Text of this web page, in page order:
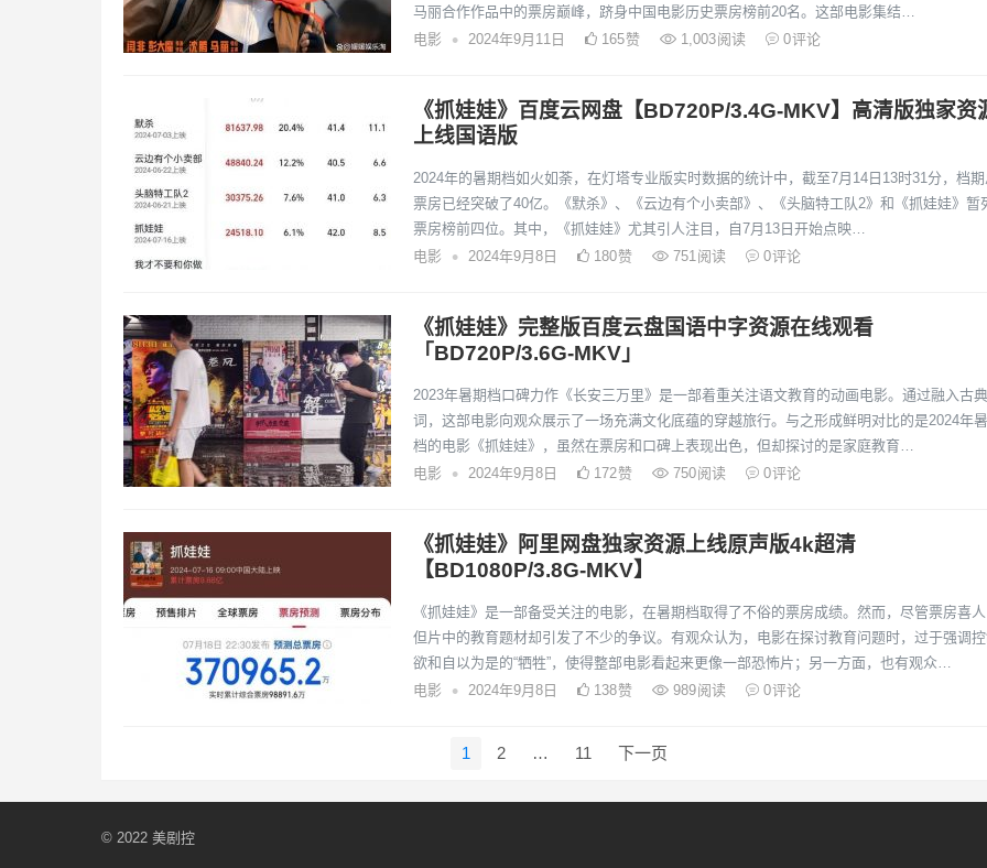
马丽合作作品中的票房巅峰，跻身中国电影历史票房榜前20名。这部电影集结…
电影
• 2024年9月11日 165赞 1,003阅读 0评论
《抓娃娃》百度云网盘【BD720P/3.4G-MKV】高清版独家资
上线国语版
2024年的暑期档如火如荼，在灯塔专业版实时数据的统计中，截至7月14日13时31分，档期
票房已经突破了40亿。《默杀》、《云边有个小卖部》、《头脑特工队2》和《抓娃娃》暂
票房榜前四位。其中，《抓娃娃》尤其引人注目，自7月13日开始点映…
电影
• 2024年9月8日 180赞 751阅读 0评论
《抓娃娃》完整版百度云盘国语中字资源在线观看
「BD720P/3.6G-MKV」
2023年暑期档口碑力作《长安三万里》是一部着重关注语文教育的动画电影。通过融入古
词，这部电影向观众展示了一场充满文化底蕴的穿越旅行。与之形成鲜明对比的是2024年
档的电影《抓娃娃》，虽然在票房和口碑上表现出色，但却探讨的是家庭教育…
电影
• 2024年9月8日 172赞 750阅读 0评论
《抓娃娃》阿里网盘独家资源上线原声版4k超清
【BD1080P/3.8G-MKV】
《抓娃娃》是一部备受关注的电影，在暑期档取得了不俗的票房成绩。然而，尽管票房喜人
但片中的教育题材却引发了不少的争议。有观众认为，电影在探讨教育问题时，过于强调控
欲和自以为是的“牺牲”，使得整部电影看起来更像一部恐怖片；另一方面，也有观众…
电影
• 2024年9月8日 138赞 989阅读 0评论
1 2 … 11 下一页
© 2022 美剧控